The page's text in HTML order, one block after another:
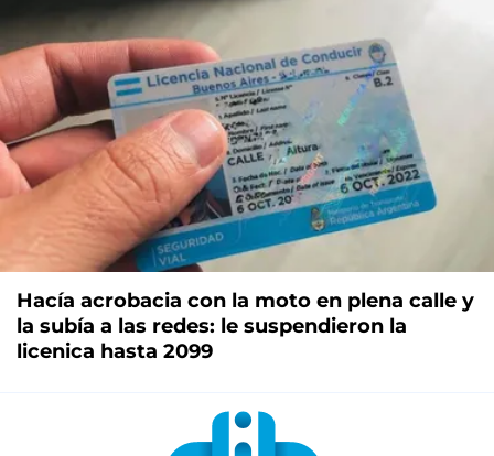
Hacía acrobacia con la moto en plena calle y
la subía a las redes: le suspendieron la
licenica hasta 2099